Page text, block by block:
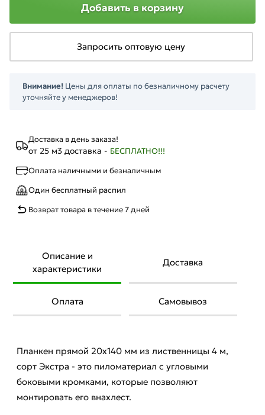
Доставка в день заказа!
от 25 м3 доставка - БЕСПЛАТНО!!!
Оплата наличными и безналичным
Один бесплатный распил
Возврат товара в течение 7 дней
Добавить в корзину
Запросить оптовую цену
Внимание! Цены для оплаты по безналичному расчету
уточняйте у менеджеров!
Описание и
характеристики
Доставка
Оплата Самовывоз
Планкен прямой 20х140 мм из лиственницы 4 м,
сорт Экстра - это пиломатериал с угловыми
боковыми кромками, которые позволяют
монтировать его внахлест.